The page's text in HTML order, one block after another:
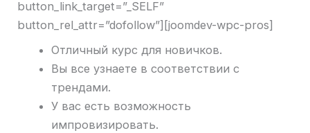
button_link_target=”_SELF”
button_rel_attr=”dofollow”][joomdev-wpc-pros]
Отличный курс для новичков.
Вы все узнаете в соответствии с
трендами.
У вас есть возможность
импровизировать.